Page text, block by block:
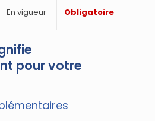
En vigueur Obligatoire
pour votre